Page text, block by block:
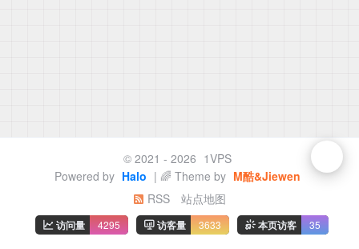
© 2021 - 2026 1VPS
Powered by Halo | 🌈 Theme by M酷&Jiewen
RSS
站点地图
访问量 4295 访客量 3633 本页访客 35